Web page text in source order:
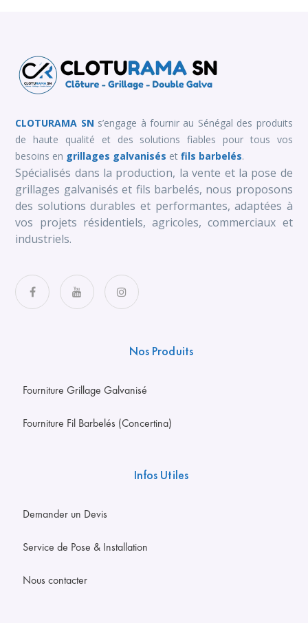
CLOTURAMA SN s’engage à fournir au Sénégal des produits
de haute qualité et des solutions fiables pour tous vos
besoins en grillages galvanisés etfils barbelés.
Spécialisés dans la production, la vente et la pose de
grillages galvanisés et fils barbelés, nous proposons
des solutions durables et performantes, adaptées à
vos projets résidentiels, agricoles, commerciaux et
industriels.
Nos Produits
Fourniture Grillage Galvanisé
Fourniture Fil Barbelés (Concertina)
Infos Utiles
Demander un Devis
Service de Pose & Installation
Nous contacter